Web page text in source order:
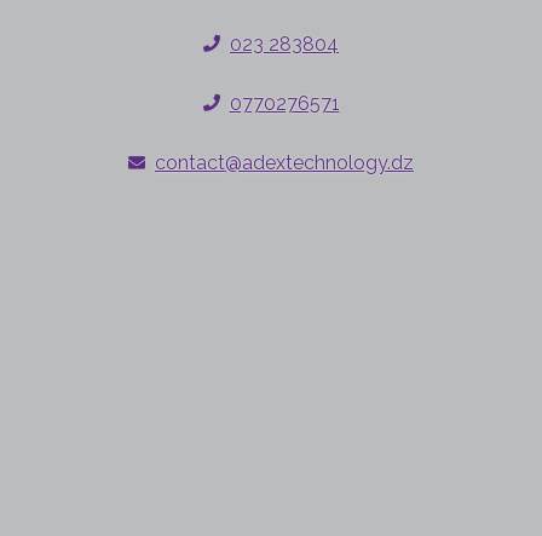
023 283804
0770276571
contact@adextechnology.dz